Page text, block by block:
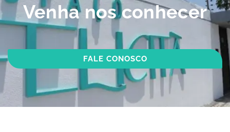
Venha nos conhecer
FALE CONOSCO